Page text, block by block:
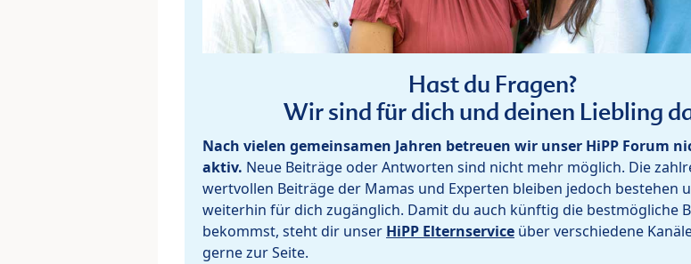
Hast du Fragen?
Wir sind für dich und deinen Liebling
Nach vielen gemeinsamen Jahren betreuen wir unser HiPP Forum
aktiv. Neue Beiträge oder Antworten sind nicht mehr möglich. Die
wertvollen Beiträge der Mamas und Experten bleiben jedoch bestehen
weiterhin für dich zugänglich. Damit du auch künftig die bestmögliche
bekommst, steht dir unser HiPP Elternservice über verschiedene
gerne zur Seite.